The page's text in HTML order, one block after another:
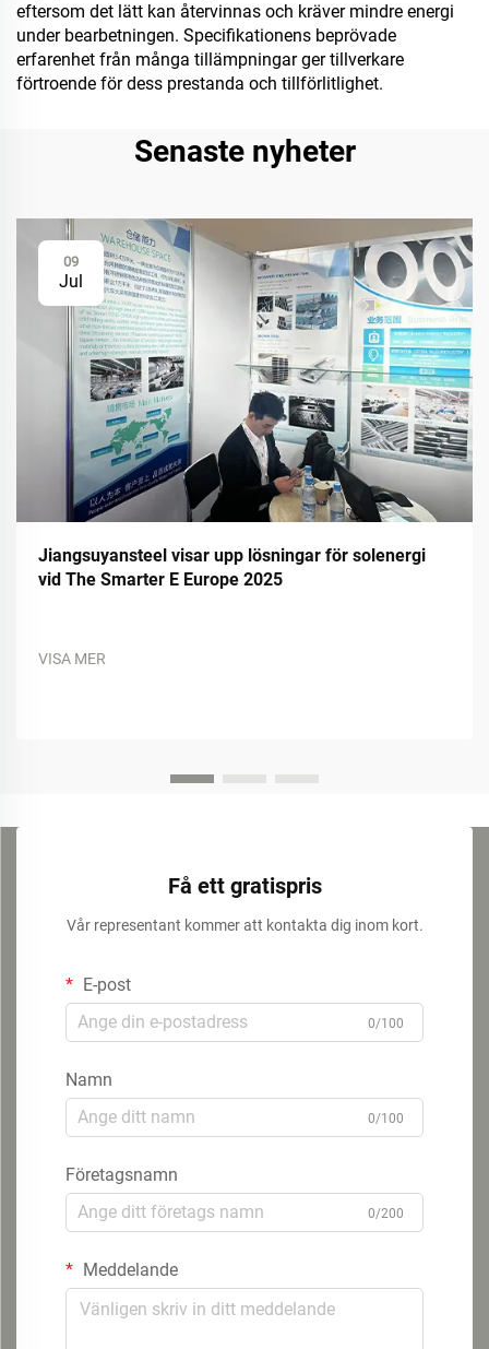
eftersom det lätt kan återvinnas och kräver mindre energi
under bearbetningen. Specifikationens beprövade
erfarenhet från många tillämpningar ger tillverkare
förtroende för dess prestanda och tillförlitlighet.
Senaste nyheter
09
Jul
Jiangsuyansteel visar upp lösningar för solenergi
vid The Smarter E Europe 2025
VISA MER
Få ett gratispris
Vår representant kommer att kontakta dig inom kort.
E-post
0/100
Namn
0/100
Företagsnamn
0/200
Meddelande